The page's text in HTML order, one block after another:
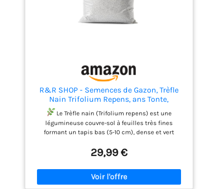
R&R SHOP - Semences de Gazon, Trèfle
Nain Trifolium Repens, ans Tonte,
Praticable et Couvre-Sol (900g – 225m²)
Le Trèfle nain (Trifolium repens) est une
légumineuse couvre-sol à feuilles très fines
formant un tapis bas (5-10 cm), dense et vert
(≈ 150 kg N/ha/an) enrichit le sol et rend les
apports azotés quasi inutiles. Il tolère le
piétinement et pousse aussi bien en plein soleil
qu’à l’ombre modérée, résistant à de brèves
sécheresses. Il préfère les climats doux et souffre
29,99 €